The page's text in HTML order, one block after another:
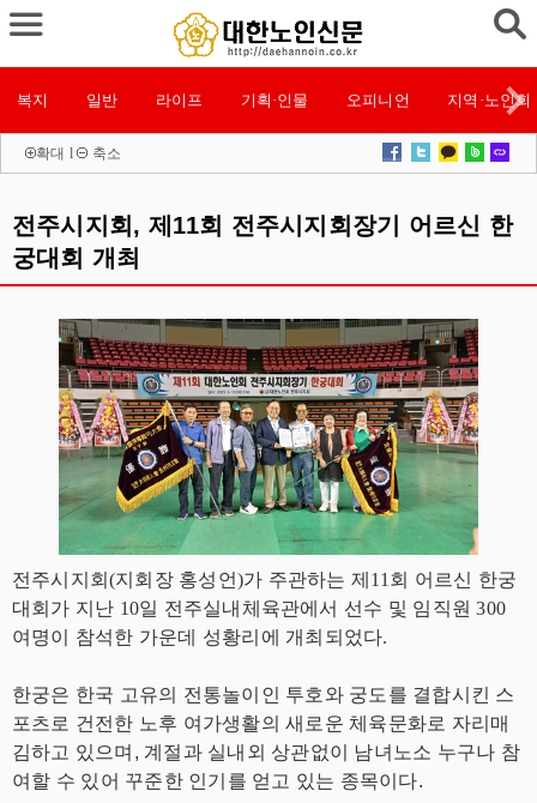
복지 일반 라이프 기획·인물 오피니언 지역·노인회
확대 l 축소
전주시지회, 제11회 전주시지회장기 어르신 한
궁대회 개최
전주시지회(지회장 홍성언)가 주관하는 제11회 어르신 한궁
대회가 지난 10일 전주실내체육관에서 선수 및 임직원 300
여명이 참석한 가운데 성황리에 개최되었다.
한궁은 한국 고유의 전통놀이인 투호와 궁도를 결합시킨 스
포츠로 건전한 노후 여가생활의 새로운 체육문화로 자리매
김하고 있으며, 계절과 실내외 상관없이 남녀노소 누구나 참
여할 수 있어 꾸준한 인기를 얻고 있는 종목이다.